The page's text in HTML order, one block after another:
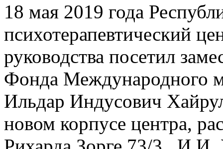
18 мая 2019 года
психотерапевтический
руководства посетил
Фонда Международного
Ильдар Индусович
новом корпусе центра,